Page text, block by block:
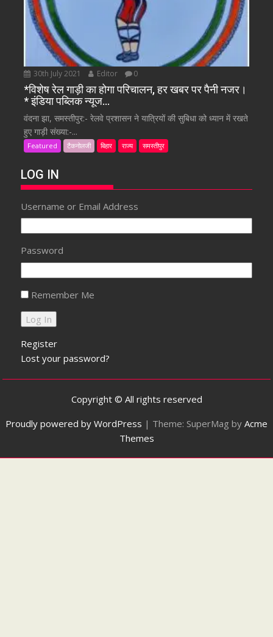
30th July 2021 Editor 0
*विशेष रेल गाड़ी का होगा परिचालन, हर खबर पर पैनी नजर।
* इंडिया पब्लिक न्यूज…
वंदना झा, समस्तीपुर:- रेलवे प्रशासन ने यात्रियों की सुबिधा को ध्यान में रखते
हुए गाड़ी संख्या:-...
Featured टैकनोलजी बिहार राज्य समस्तीपुर
LOG IN
Username or Email Address
Password
Remember Me
Register
Lost your password?
Copyright © All rights reserved
Proudly powered by WordPress | Theme: SuperMag by Acme
Themes